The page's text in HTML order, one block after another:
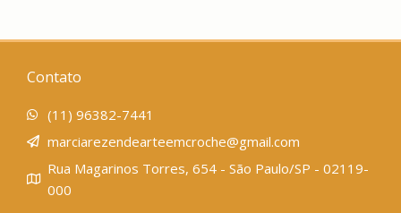
Contato
(11) 96382-7441
marciarezendearteemcroche@gmail.com
Rua Magarinos Torres, 654 - São Paulo/SP - 02119-
000